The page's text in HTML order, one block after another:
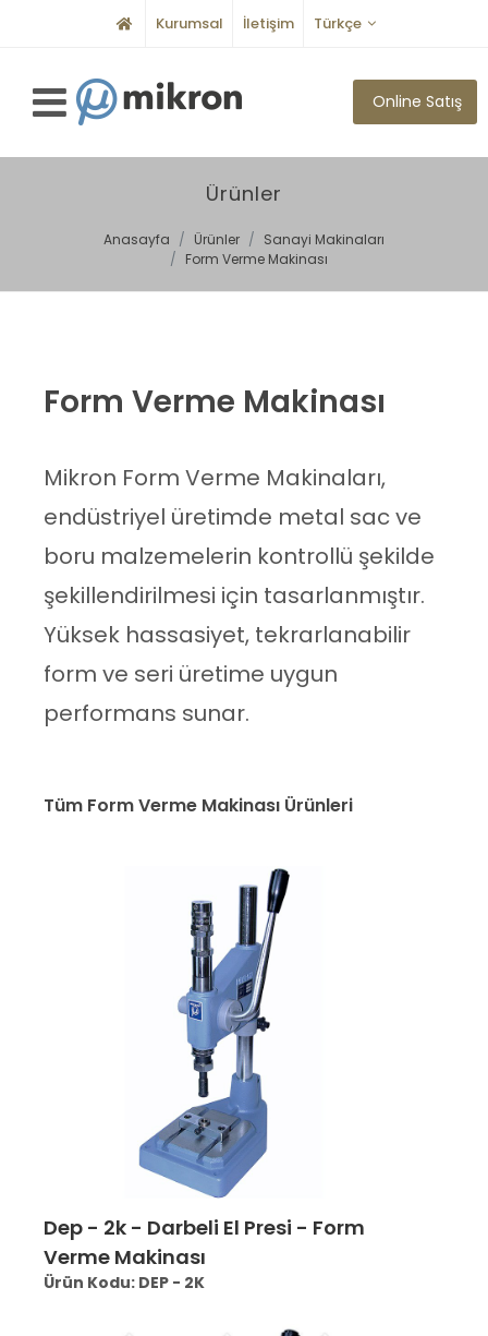
Kurumsal İletişim Türkçe
Online Satış
Ürünler
Anasayfa Ürünler
Sanayi Makinaları
Form Verme Makinası
Form Verme Makinası
Mikron Form Verme Makinaları,
endüstriyel üretimde metal sac ve
boru malzemelerin kontrollü şekilde
şekillendirilmesi için tasarlanmıştır.
Yüksek hassasiyet, tekrarlanabilir
form ve seri üretime uygun
performans sunar.
Tüm Form Verme Makinası Ürünleri
Dep - 2k - Darbeli El Presi - Form
Verme Makinası
Ürün Kodu: DEP - 2K